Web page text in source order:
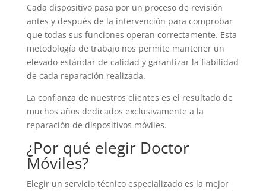
Cada dispositivo pasa por un proceso de revisión
antes y después de la intervención para comprobar
que todas sus funciones operan correctamente. Esta
metodología de trabajo nos permite mantener un
elevado estándar de calidad y garantizar la fiabilidad
de cada reparación realizada.
La confianza de nuestros clientes es el resultado de
muchos años dedicados exclusivamente a la
reparación de dispositivos móviles.
¿Por qué elegir Doctor
Móviles?
Elegir un servicio técnico especializado es la mejor